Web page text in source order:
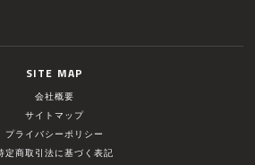
SITE MAP
会社概要
サイトマップ
プライバシーポリシー
定商取引法に基づく表記